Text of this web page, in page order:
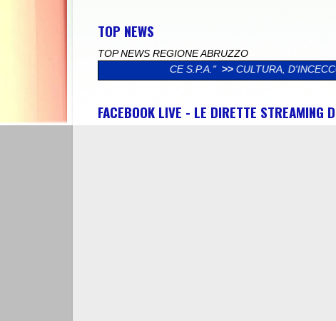
TOP NEWS
TOP NEWS REGIONE ABRUZZO
CULTURA, D'INCECCO (LEGA): "DAL
FACEBOOK LIVE - LE DIRETTE STREAMING